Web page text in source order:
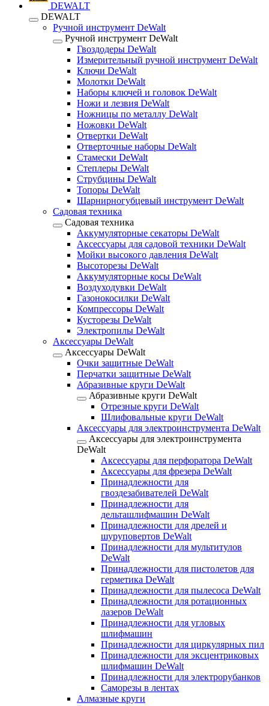
DEWALT
DEWALT
Ручной инструмент DeWalt
Ручной инструмент DeWalt
Гвоздодеры DeWalt
Измерительный ручной инструмент DeWalt
Ключи DeWalt
Молотки DeWalt
Наборы ключей и головок DeWalt
Ножи и лезвия DeWalt
Ножницы по металлу DeWalt
Ножовки DeWalt
Отвертки DeWalt
Отверточные наборы DeWalt
Стамески DeWalt
Степлеры DeWalt
Струбцины DeWalt
Топоры DeWalt
Шарнирногубцевый инструмент DeWalt
Садовая техника
Садовая техника
Аккумуляторные секаторы DeWalt
Аксессуары для садовой техники DeWalt
Мойки высокого давления DeWalt
Высоторезы DeWalt
Аккумуляторные косы DeWalt
Воздуходувки DeWalt
Газонокосилки DeWalt
Компрессоры DeWalt
Кусторезы DeWalt
Электропилы DeWalt
Аксессуары DeWalt
Аксессуары DeWalt
Очки защитные DeWalt
Перчатки защитные DeWalt
Абразивные круги DeWalt
Абразивные круги DeWalt
Отрезные круги DeWalt
Шлифовальные круги DeWalt
Аксессуары для электроинструмента DeWalt
Аксессуары для электроинструмента
DeWalt
Аксессуары для перфоратора DeWalt
Аксессуары для фрезера DeWalt
Принадлежности для
гвоздезабивателей DeWalt
Принадлежности для
дельташлифмашин DeWalt
Принадлежности для дрелей и
шуруповертов DeWalt
Принадлежности для мультитулов
DeWalt
Принадлежности для пистолетов для
герметика DeWalt
Принадлежности для пылесоса DeWalt
Принадлежности для ротационных
лазеров DeWalt
Принадлежности для угловых
шлифмашин
Принадлежности для циркулярных пил
Принадлежности для эксцентриковых
шлифмашин DeWalt
Принадлежности для электрорубанков
Саморезы в лентах
Алмазные круги